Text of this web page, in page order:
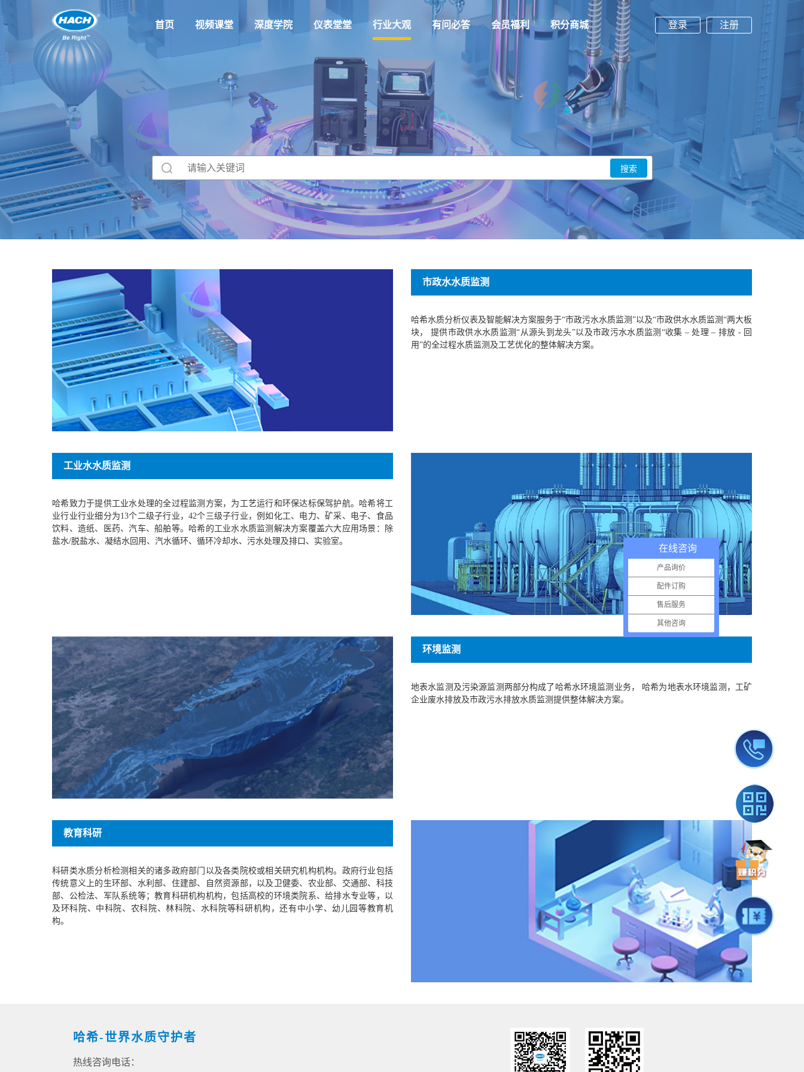
首页 视频课堂 深度学院 仪表堂堂 行业大观 有问必答 会员福利 积分商城 登录 注册
搜索
市政水水质监测
哈希水质分析仪表及智能解决方案服务于“市政污水水质监测”以及“市政供水水质监测“两大板
块， 提供市政供水水质监测“从源头到龙头”以及市政污水水质监测“收集 – 处理 – 排放 - 回
用”的全过程水质监测及工艺优化的整体解决方案。
工业水水质监测
哈希致力于提供工业水处理的全过程监测方案，为工艺运行和环保达标保驾护航。哈希将工
业行业行业细分为13个二级子行业，42个三级子行业，例如化工、电力、矿采、电子、食品
饮料、造纸、医药、汽车、船舶等。哈希的工业水水质监测解决方案覆盖六大应用场景：除
盐水/脱盐水、凝结水回用、汽水循环、循环冷却水、污水处理及排口、实验室。
环境监测
地表水监测及污染源监测两部分构成了哈希水环境监测业务， 哈希为地表水环境监测，工矿
企业废水排放及市政污水排放水质监测提供整体解决方案。
教育科研
科研类水质分析检测相关的诸多政府部门以及各类院校或相关研究机构机构。政府行业包括
传统意义上的生环部、水利部、住建部、自然资源部，以及卫健委、农业部、交通部、科技
部、公检法、军队系统等；教育科研机构机构，包括高校的环境类院系、给排水专业等，以
及环科院、中科院、农科院、林科院、水科院等科研机构，还有中小学、幼儿园等教育机
构。
哈希-世界水质守护者
热线咨询电话：
在线咨询
产品询价
配件订购
售后服务
其他咨询